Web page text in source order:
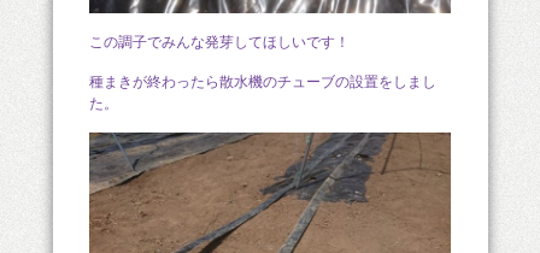
この調子でみんな発芽してほしいです！
種まきが終わったら散水機のチューブの設置をしまし
た。